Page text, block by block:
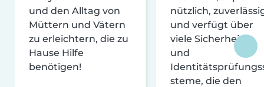
und den Alltag von
Müttern und Vätern
zu erleichtern, die zu
Hause Hilfe
benötigen!
nützlich,
und verfügt über
viele Sicherheits-
und
steme, die den